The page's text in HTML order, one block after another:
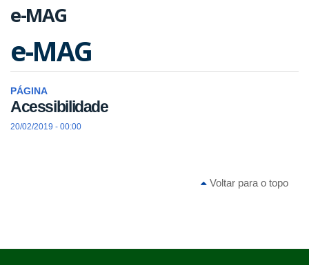
e-MAG
e-MAG
PÁGINA
Acessibilidade
20/02/2019 - 00:00
Voltar para o topo